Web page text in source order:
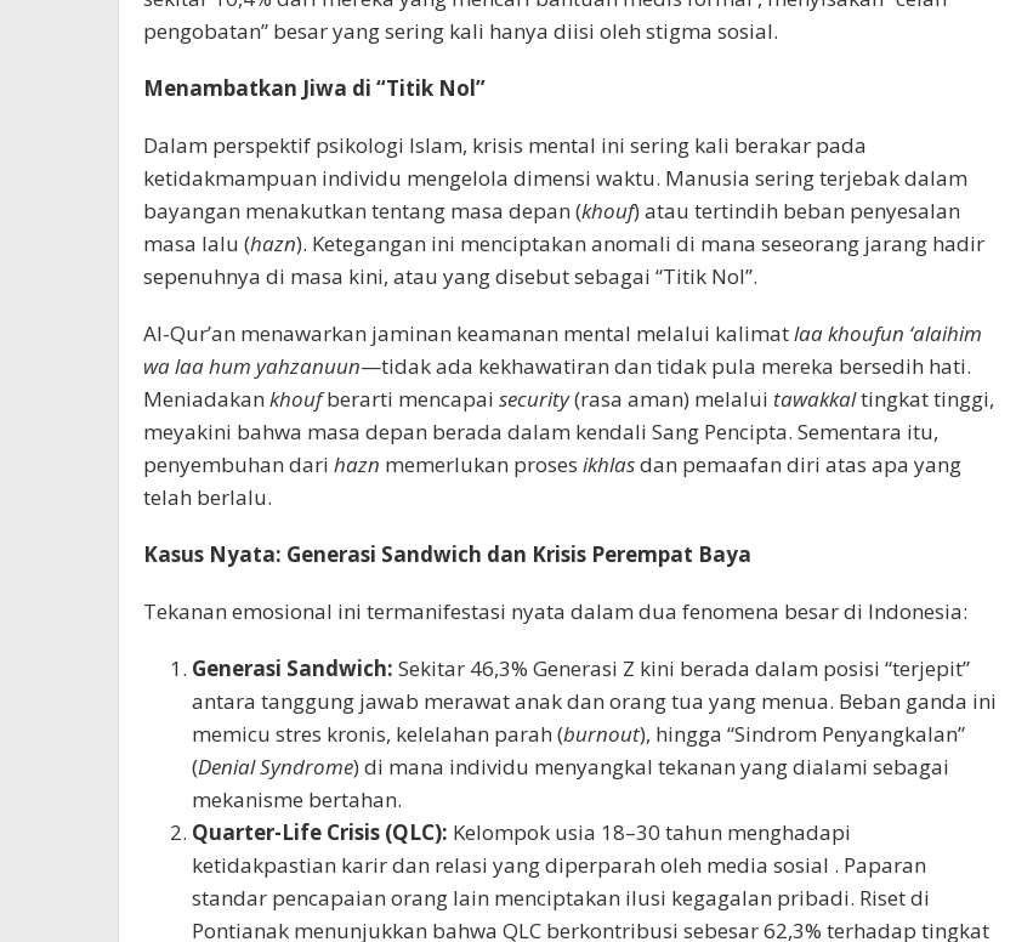
pengobatan” besar yang sering kali hanya diisi oleh stigma sosial.
Menambatkan Jiwa di “Titik Nol”
Dalam perspektif psikologi Islam, krisis mental ini sering kali berakar pada
ketidakmampuan individu mengelola dimensi waktu. Manusia sering terjebak dalam
bayangan menakutkan tentang masa depan (khouf) atau tertindih beban penyesalan
masa lalu (hazn). Ketegangan ini menciptakan anomali di mana seseorang jarang hadir
sepenuhnya di masa kini, atau yang disebut sebagai “Titik Nol”.
Al-Qur’an menawarkan jaminan keamanan mental melalui kalimatlaa khoufun ‘alaihim
wa laa hum yahzanuun—tidak ada kekhawatiran dan tidak pula mereka bersedih hati.
Meniadakan khoufberarti mencapai security(rasa aman) melalui tawakkaltingkat tinggi,
meyakini bahwa masa depan berada dalam kendali Sang Pencipta. Sementara itu,
penyembuhan dari hazn memerlukan proses ikhlasdan pemaafan diri atas apa yang
telah berlalu.
Kasus Nyata: Generasi Sandwich dan Krisis Perempat Baya
Tekanan emosional ini termanifestasi nyata dalam dua fenomena besar di Indonesia:
Generasi Sandwich: Sekitar 46,3% Generasi Z kini berada dalam posisi “terjepit”
antara tanggung jawab merawat anak dan orang tua yang menua. Beban ganda ini
memicu stres kronis, kelelahan parah (burnout), hingga “Sindrom Penyangkalan”
(Denial Syndrome) di mana individu menyangkal tekanan yang dialami sebagai
mekanisme bertahan.
Quarter-Life Crisis (QLC): Kelompok usia 18–30 tahun menghadapi
ketidakpastian karir dan relasi yang diperparah oleh media sosial . Paparan
standar pencapaian orang lain menciptakan ilusi kegagalan pribadi. Riset di
Pontianak menunjukkan bahwa QLC berkontribusi sebesar 62,3% terhadap tingkat